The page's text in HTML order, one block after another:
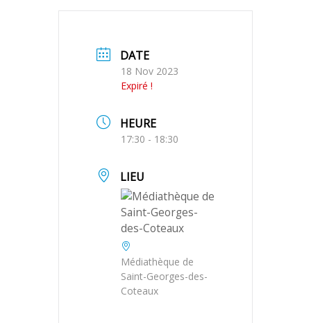
DATE
18 Nov 2023
Expiré !
HEURE
17:30 - 18:30
LIEU
Médiathèque de
Saint-Georges-des-
Coteaux